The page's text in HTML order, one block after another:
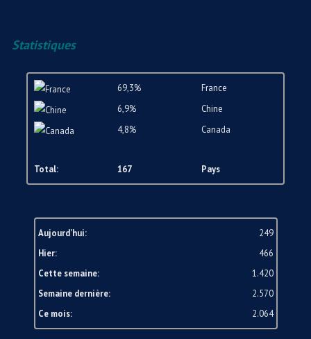
Statistiques
69,3%
France
6,9%
Chine
4,8%
Canada
Total: 167 Pays
Aujourd'hui:
249
Hier:
466
Cette semaine:
1.420
Semaine dernière:
2.570
Ce mois:
2.064